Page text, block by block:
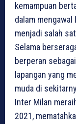
kemampuan
dalam
menjadi salah
Selama
berperan
lapangan yang
muda di
Inter Milan
2021,